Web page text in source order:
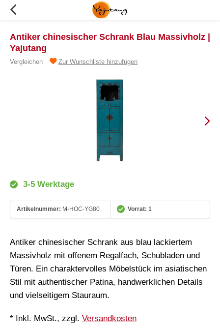
Antiker chinesischer Schrank Blau Massivholz |
Yajutang
Vergleichen Zur Wunschliste hinzufügen
3-5 Werktage
Artikelnummer: M-HOC-YG80 Vorrat: 1
Antiker chinesischer Schrank aus blau lackiertem
Massivholz mit offenem Regalfach, Schubladen und
Türen. Ein charaktervolles Möbelstück im asiatischen
Stil mit authentischer Patina, handwerklichen Details
und vielseitigem Stauraum.
* Inkl. MwSt., zzgl. Versandkosten